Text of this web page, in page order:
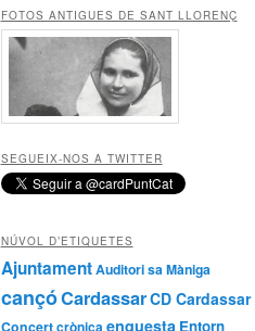
FOTOS ANTIGUES DE SANT LLORENÇ
SEGUEIX-NOS A TWITTER
NÚVOL D’ETIQUETES
AjuntamentAuditori sa Màniga
cançóCardassarCD Cardassar
enquesta Entorn